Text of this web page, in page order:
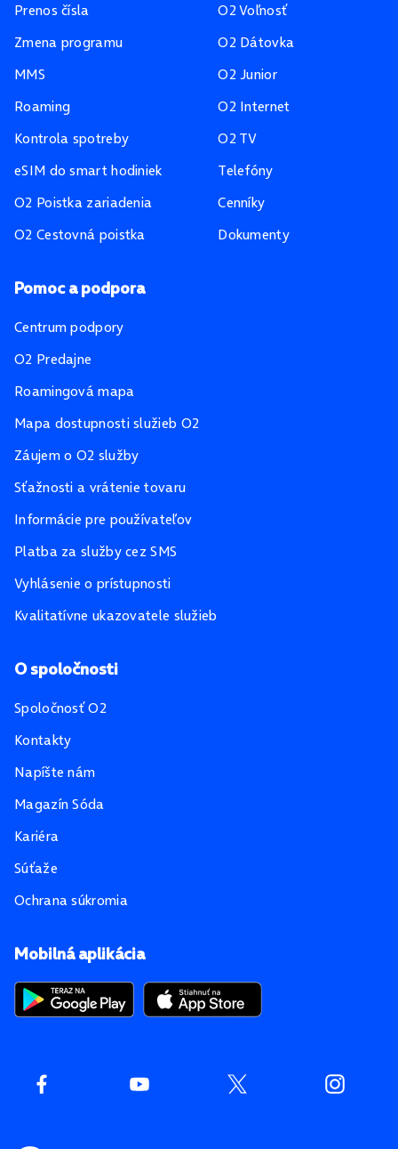
Mobilná aplikácia
Prenos čísla
Zmena programu
MMS
Roaming
Kontrola spotreby
eSIM do smart hodiniek
O2 Poistka zariadenia
O2 Cestovná poistka
O2 Voľnosť
O2 Dátovka
O2 Junior
O2 Internet
O2 TV
Telefóny
Cenníky
Dokumenty
Pomoc a podpora
Centrum podpory
O2 Predajne
Roamingová mapa
Mapa dostupnosti služieb O2
Záujem o O2 služby
Sťažnosti a vrátenie tovaru
Informácie pre používateľov
Platba za služby cez SMS
Vyhlásenie o prístupnosti
Kvalitatívne ukazovatele služieb
O spoločnosti
Spoločnosť O2
Kontakty
Napíšte nám
Magazín Sóda
Kariéra
Súťaže
Ochrana súkromia